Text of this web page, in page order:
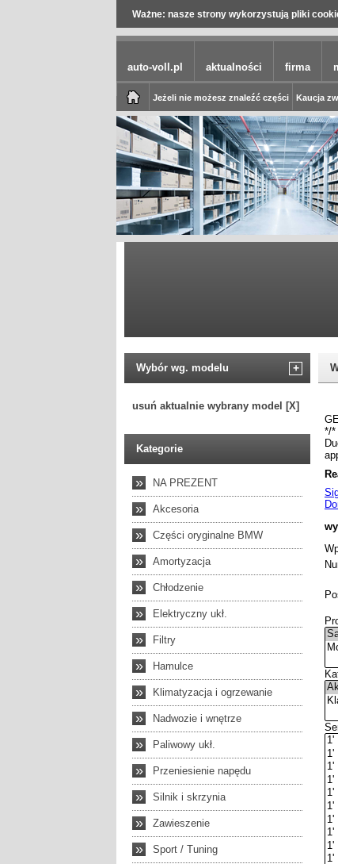
Ważne: nasze strony wykorzystują pliki
auto-voll.pl aktualności firma
Jeżeli nie możesz znaleźć części Kaucja
Wybór wg. modelu +
usuń aktualnie wybrany model [X]
Kategorie
» NA PREZENT
» Akcesoria
» Części oryginalne BMW
» Amortyzacja
» Chłodzenie
» Elektryczny ukł.
» Filtry
» Hamulce
» Klimatyzacja i ogrzewanie
» Nadwozie i wnętrze
» Paliwowy ukł.
» Przeniesienie napędu
» Silnik i skrzynia
» Zawieszenie
» Sport / Tuning